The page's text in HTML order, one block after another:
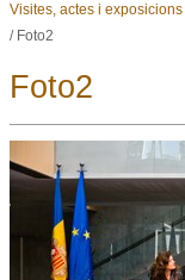
Visites, actes i
/ Foto2
Foto2